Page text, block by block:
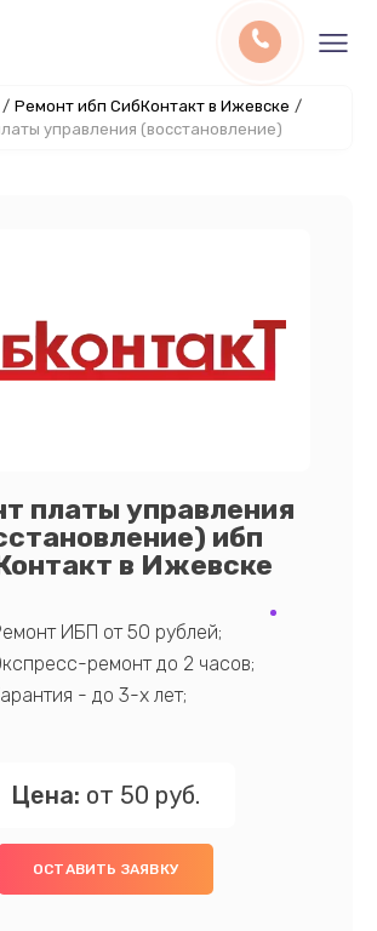
/ Ремонт ибп СибКонтакт в Ижевске /
управления (восстановление)
платы управления
ибп
в Ижевске
ИБП от 50 рублей;
ремонт до 2 часов;
- до 3-х лет;
Цена: от 50 руб.
ОСТАВИТЬ ЗАЯВКУ